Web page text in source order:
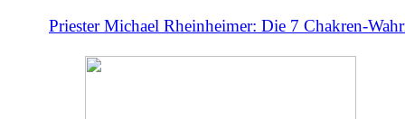
Priester Michael Rheinheimer: Die 7 Chakren-